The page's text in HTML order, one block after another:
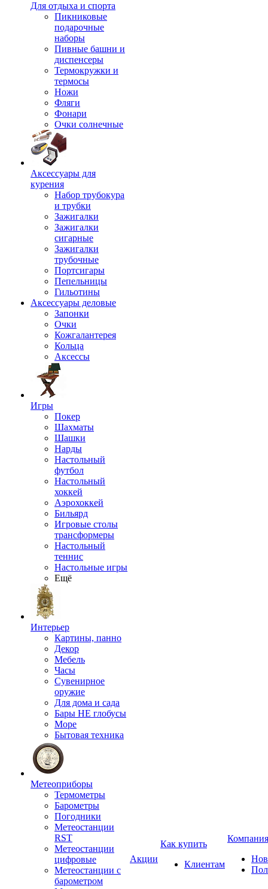
Для отдыха и спорта
Пикниковые
подарочные
наборы
Пивные башни и
диспенсеры
Термокружки и
термосы
Ножи
Фляги
Фонари
Очки солнечные
Аксессуары для
курения
Набор трубокура
и трубки
Зажигалки
Зажигалки
сигарные
Зажигалки
трубочные
Портсигары
Пепельницы
Гильотины
Аксессуары деловые
Запонки
Очки
Кожгалантерея
Кольца
Аксессы
Игры
Покер
Шахматы
Шашки
Нарды
Настольный
футбол
Настольный
хоккей
Аэрохоккей
Бильярд
Игровые столы
трансформеры
Настольный
теннис
Настольные игры
Ещё
Интерьер
Картины, панно
Декор
Мебель
Часы
Сувенирное
оружие
Для дома и сада
Бары НЕ глобусы
Море
Бытовая техника
Метеоприборы
Термометры
Барометры
Погодники
Метеостанции
RST
Метеостанции
цифровые
Метеостанции с
барометром
Акции
Как купить
Клиентам
Компания